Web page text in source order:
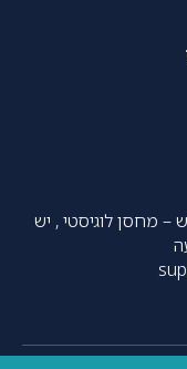
– מחסן לוגיסטי , יש